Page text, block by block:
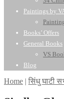
Paintings by
Books’ Offers
General Books
VS
Blog
Home | सिंधु घाटी